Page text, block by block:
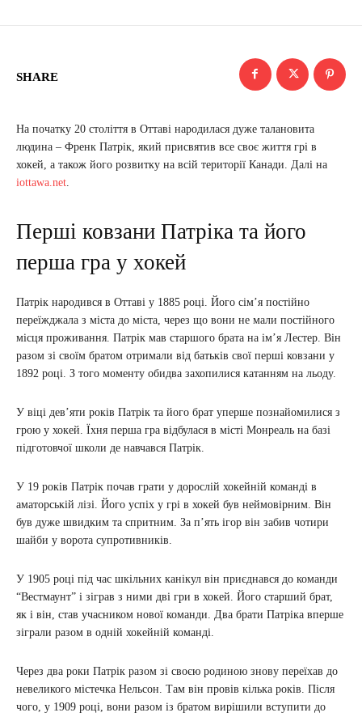
SHARE
На початку 20 століття в Оттаві народилася дуже талановита
людина – Френк Патрік, який присвятив все своє життя грі в
хокей, а також його розвитку на всій території Канади. Далі на
iottawa.net
Перші ковзани Патріка та його
перша гра у хокей
Патрік народився в Оттаві у 1885 році. Його сім’я постійно
переїжджала з міста до міста, через що вони не мали постійного
місця проживання. Патрік мав старшого брата на ім’я Лестер. Він
разом зі своїм братом отримали від батьків свої перші ковзани у
1892 році. З того моменту обидва захопилися катанням на льоду.
У віці дев’яти років Патрік та його брат уперше познайомилися з
грою у хокей. Їхня перша гра відбулася в місті Монреаль на базі
підготовчої школи де навчався Патрік.
У 19 років Патрік почав грати у дорослій хокейній команді в
аматорській лізі. Його успіх у грі в хокей був неймовірним. Він
був дуже швидким та спритним. За п’ять ігор він забив чотири
шайби у ворота супротивників.
У 1905 році під час шкільних канікул він приєднався до команди
“Вестмаунт” і зіграв з ними дві гри в хокей. Його старший брат,
як і він, став учасником нової команди. Два брати Патріка вперше
зіграли разом в одній хокейній команді.
Через два роки Патрік разом зі своєю родиною знову переїхав до
невеликого містечка Нельсон. Там він провів кілька років. Після
чого, у 1909 році, вони разом із братом вирішили вступити до